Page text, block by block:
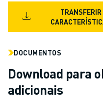
MANIPULAÇÃO DE MATERIAIS
PINTURA
SOLDADURA POR PONTOS
VISÃO E INSPEÇÃO
CORTE A FIO EDM
ESTUDOS DE CASO
TRANSFERIR
DOCUMENTOS
Download para
adicionais